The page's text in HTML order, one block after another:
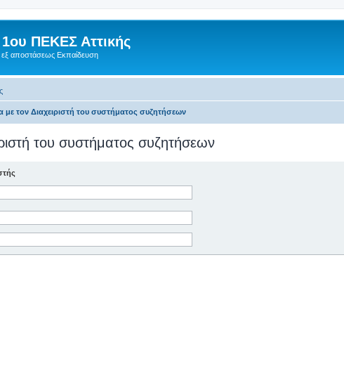
ΠΕΚΕΣ Αττικής
εξ αποστάσεως Εκπαίδευση
με τον Διαχειριστή του συστήματος συζητήσεων
του συστήματος συζητήσεων